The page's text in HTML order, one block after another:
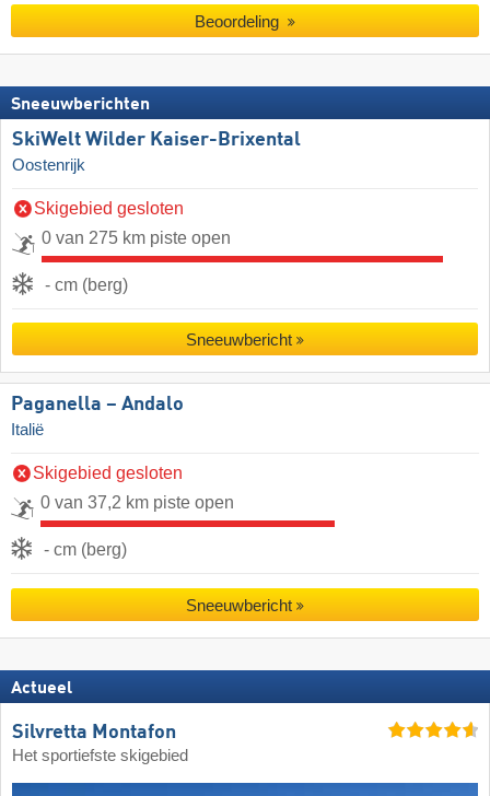
Beoordeling
Sneeuwberichten
SkiWelt Wilder Kaiser-Brixental
Oostenrijk
Skigebied gesloten
0 van 275 km piste open
- cm (berg)
Sneeuwbericht
Paganella – Andalo
Italië
Skigebied gesloten
0 van 37,2 km piste open
- cm (berg)
Sneeuwbericht
Actueel
Silvretta Montafon
Het sportiefste skigebied